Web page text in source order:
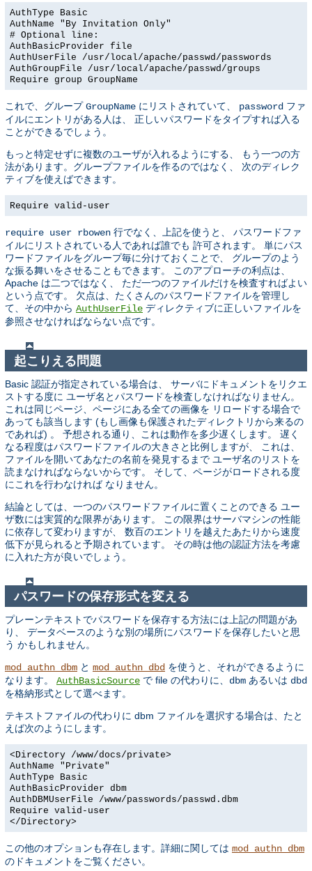
AuthType Basic
AuthName "By Invitation Only"
# Optional line:
AuthBasicProvider file
AuthUserFile /usr/local/apache/passwd/passwords
AuthGroupFile /usr/local/apache/passwd/groups
Require group GroupName
これで、グループGroupName にリストされていて、 password ファ
イルにエントリがある人は、 正しいパスワードをタイプすれば入る
ことができるでしょう。
もっと特定せずに複数のユーザが入れるようにする、 もう一つの方
法があります。グループファイルを作るのではなく、 次のディレク
ティブを使えばできます。
Require valid-user
require user rbowen 行でなく、上記を使うと、 パスワードファ
イルにリストされている人であれば誰でも 許可されます。 単にパス
ワードファイルをグループ毎に分けておくことで、 グループのよう
な振る舞いをさせることもできます。 このアプローチの利点は、
Apache は二つではなく、 ただ一つのファイルだけを検査すればよい
という点です。 欠点は、たくさんのパスワードファイルを管理し
て、その中から AuthUserFile ディレクティブに正しいファイルを
参照させなければならない点です。
起こりえる問題
Basic 認証が指定されている場合は、 サーバにドキュメントをリクエ
ストする度に ユーザ名とパスワードを検査しなければなりません。
これは同じページ、ページにある全ての画像を リロードする場合で
あっても該当します (もし画像も保護されたディレクトリから来るの
であれば) 。 予想される通り、これは動作を多少遅くします。 遅く
なる程度はパスワードファイルの大きさと比例しますが、 これは、
ファイルを開いてあなたの名前を発見するまで ユーザ名のリストを
読まなければならないからです。 そして、ページがロードされる度
にこれを行わなければ なりません。
結論としては、一つのパスワードファイルに置くことのできる ユー
ザ数には実質的な限界があります。 この限界はサーバマシンの性能
に依存して変わりますが、 数百のエントリを越えたあたりから速度
低下が見られると予期されています。 その時は他の認証方法を考慮
に入れた方が良いでしょう。
パスワードの保存形式を変える
プレーンテキストでパスワードを保存する方法には上記の問題があ
り、 データベースのような別の場所にパスワードを保存したいと思
う かもしれません。
mod_authn_dbm と mod_authn_dbd を使うと、それができるように
なります。 AuthBasicSource で file の代わりに、 dbm あるいは dbd
を格納形式として選べます。
テキストファイルの代わりに dbm ファイルを選択する場合は、たと
えば次のようにします。
<Directory /www/docs/private>
AuthName "Private"
AuthType Basic
AuthBasicProvider dbm
AuthDBMUserFile /www/passwords/passwd.dbm
Require valid-user
</Directory>
この他のオプションも存在します。詳細に関しては mod_authn_dbm
のドキュメントをご覧ください。